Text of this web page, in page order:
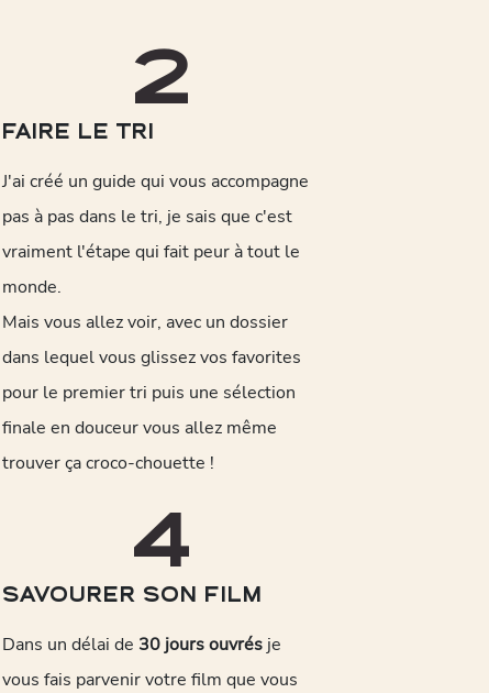
2
FAIRE LE TRI
J'ai créé un guide qui vous accompagne
pas à pas dans le tri, je sais que c'est
vraiment l'étape qui fait peur à tout le
monde.
Mais vous allez voir, avec un dossier
dans lequel vous glissez vos favorites
pour le premier tri puis une sélection
finale en douceur vous allez même
trouver ça croco-chouette !
4
SAVOURER SON FILM
Dans un délai de 30 jours ouvrésje
vous fais parvenir votre film que vous